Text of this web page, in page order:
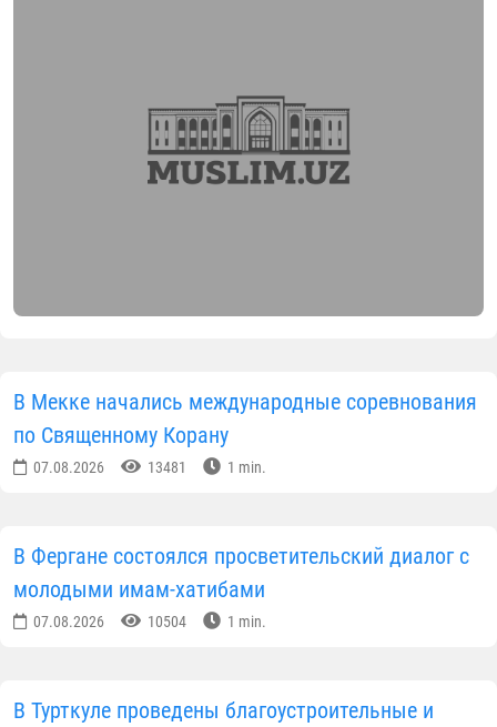
В Мекке начались международные соревнования
по Священному Корану
07.08.2026 13481 1 min.
В Фергане состоялся просветительский диалог с
молодыми имам-хатибами
07.08.2026 10504 1 min.
В Турткуле проведены благоустроительные и